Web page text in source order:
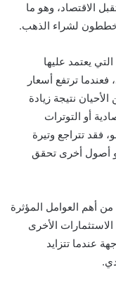
الاقتصاد، وهو ما
يخططون لشراء الذهب.
يعتمد عليها
ترتفع أسعار
نتيجة زيادة
أو التوترات
فقد تتراجع وتيرة
أصول أخرى تحقق
من أهم العوامل المؤثرة
الأخرى
عندما تتزايد